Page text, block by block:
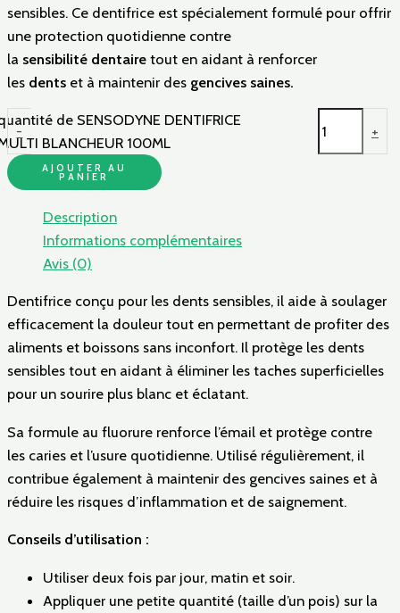
sensibles. Ce dentifrice est spécialement formulé pour offrir
une protection quotidienne contre
la sensibilité dentaire tout en aidant à renforcer
les dents et à maintenir des gencives saines.
-
de SENSODYNE DENTIFRICE
BLANCHEUR 100ML
+
AJOUTER AU
PANIER
Description
Informations complémentaires
Avis (0)
Dentifrice conçu pour les dents sensibles, il aide à soulager
efficacement la douleur tout en permettant de profiter des
aliments et boissons sans inconfort. Il protège les dents
sensibles tout en aidant à éliminer les taches superficielles
pour un sourire plus blanc et éclatant.
Sa formule au fluorure renforce l’émail et protège contre
les caries et l’usure quotidienne. Utilisé régulièrement, il
contribue également à maintenir des gencives saines et à
réduire les risques d’inflammation et de saignement.
Conseils d’utilisation :
Utiliser deux fois par jour, matin et soir.
Appliquer une petite quantité (taille d’un pois) sur la